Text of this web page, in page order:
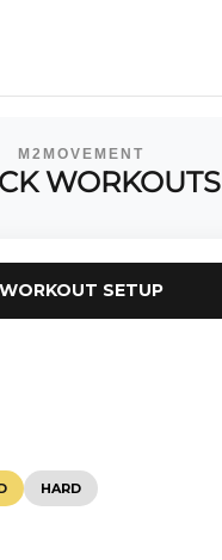
M2MOVEMENT
WORKOUTS
WORKOUT SETUP
HARD